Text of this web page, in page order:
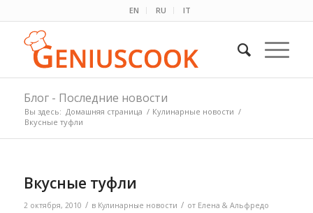
EN RU IT
Блог - Последние новости
Вы здесь: Домашняя страница / Кулинарные новости /
Вкусные туфли
Вкусные туфли
2 октября, 2010 / в Кулинарные новости / от Елена & Альфредо